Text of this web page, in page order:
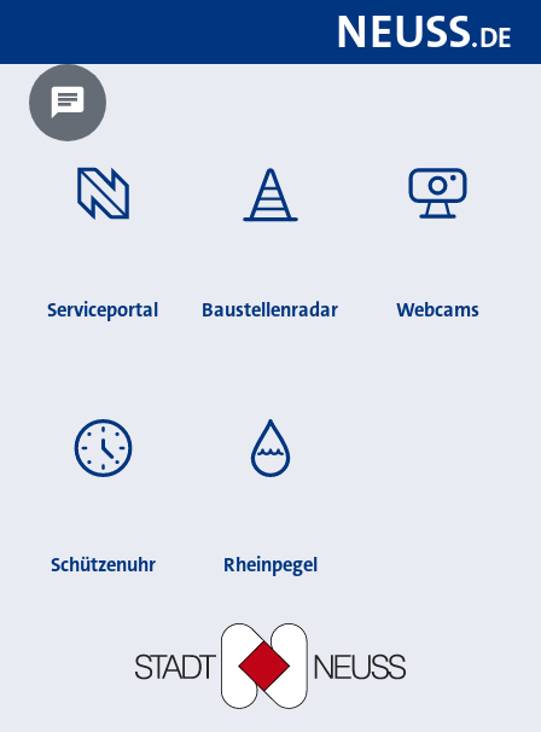
NEUSS.DE
Chatbot laden?
Serviceportal Baustellenradar Webcams
Schützenuhr Rheinpegel